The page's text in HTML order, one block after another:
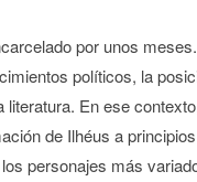
por unos
políticos, la
literatura. En ese
de Ilhéus a
personajes más